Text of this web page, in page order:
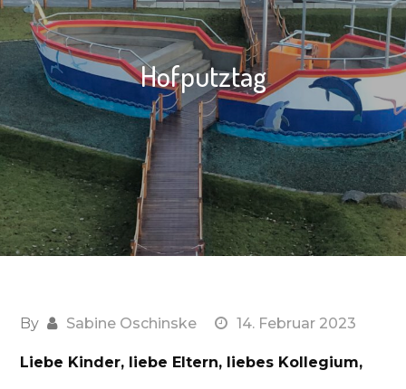
Hofputztag
By Sabine Oschinske 14. Februar 2023
Liebe Kinder, liebe Eltern, liebes Kollegium,